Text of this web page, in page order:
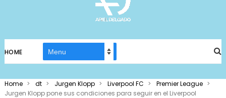
HOME
Home > dt > Jurgen Klopp > Liverpool FC > Premier League >
Jurgen Klopp pone sus condiciones para seguir en el Liverpool